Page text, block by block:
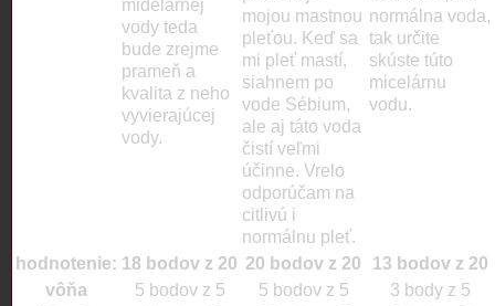
midelárnej
vody teda
bude zrejme
prameň a
kvalita z neho
vyvierajúcej
vody.
mojou mastnou
pleťou. Keď sa
mi pleť mastí,
siahnem po
vode Sébium,
ale aj táto voda
čistí veľmi
účinne. Vrelo
odporúčam na
citlivú i
normálnu pleť.
normálna voda,
tak určite
skúste túto
micelárnu
vodu.
hodnotenie: 18 bodov z 20 20 bodov z 20
13 bodov z 20
vôňa
5 bodov z 5 5 bodov z 5
3 body z 5